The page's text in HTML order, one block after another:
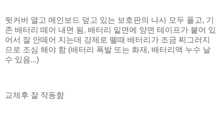
뒷커버 열고 메인보드 덮고 있는 보호판의 나사 모두 풀고, 기
존 배터리 떼어 내면 됨. 배터리 밑면에 양면 테이프가 붙어 있
어서 잘 안떼어 지는데 강제로 뗄때 배터리가 조금 찌그러지
므로 조심 해야 함 (배터리 폭발 또는 화재, 배터리액 누수 날
수 있음...)
교체후 잘 작동함